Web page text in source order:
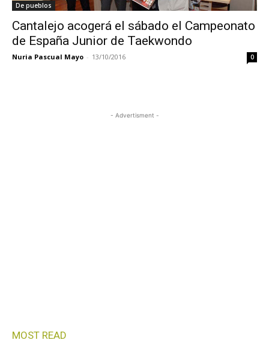
De pueblos
Cantalejo acogerá el sábado el Campeonato
de España Junior de Taekwondo
Nuria Pascual Mayo - 13/10/2016 0
- Advertisment -
MOST READ